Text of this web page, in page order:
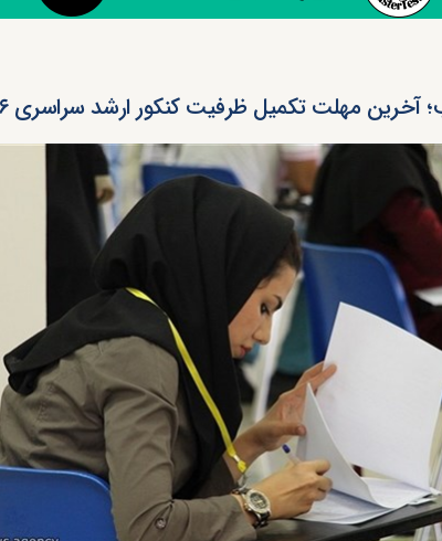
آخرین مهلت تکمیل ظرفیت کنکور ارشد سراسری ۹۶